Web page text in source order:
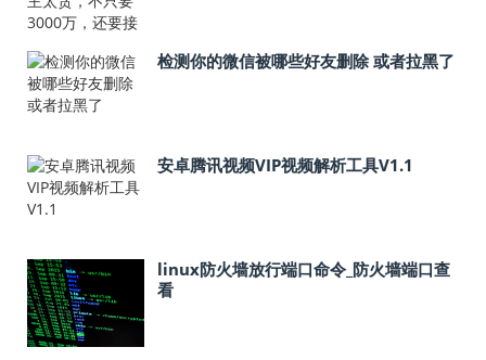
检测你的微信被哪些好友删除 或者拉黑了
安卓腾讯视频VIP视频解析工具V1.1
linux防火墙放行端口命令_防火墙端口查
看